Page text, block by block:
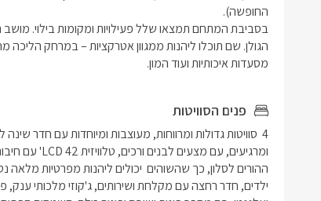
מסעדות איכותיות ועוד המון.
פנים הסוויטות